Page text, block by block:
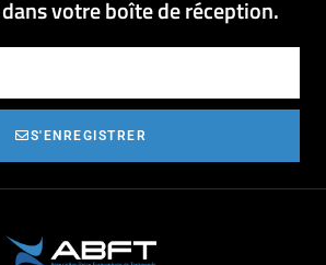
votre boîte de réception.
S'ENREGISTRER